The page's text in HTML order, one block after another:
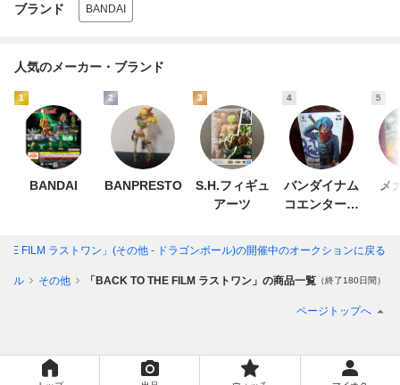
ブランド BANDAI
人気のメーカー・ブランド
1
BANDAI
2
BANPRESTO
3
S.H.フィギュ
アーツ
4
バンダイナム
コエンターテ
5
メ
FILM ラストワン」(その他 - ドラゴンボール)の開催中のオークションに戻る
ール その他 「BACK TO THE FILM ラストワン」の商品一覧 （終了180日間）
ページトップへ